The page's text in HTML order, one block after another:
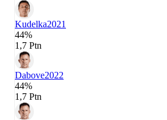
Kudelka2021
44%
1,7 Ptn
Dabove2022
44%
1,7 Ptn